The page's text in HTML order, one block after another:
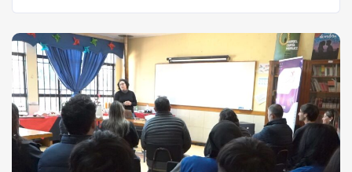
SALUD
TURISMO
MEDIO AMBIENTE